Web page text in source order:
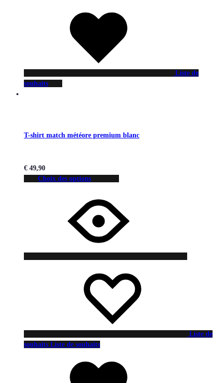
Liste de
souhaits
T-shirt match météore premium blanc
€ 49,90
Choix des options
Liste de
souhaits Liste de souhaits